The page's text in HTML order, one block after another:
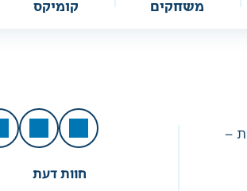
משחקים קומיקס
–
חוות דעת